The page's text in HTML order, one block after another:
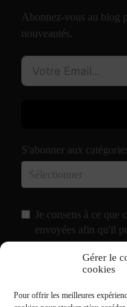
Gérer le
cookies
Pour offrir les meilleures
Abonnez-vous au blog
nouveautés.
S'abonner aux
Je consens à ce que
envoyées afin qu'il
J'accepte de
Mentions Légales.